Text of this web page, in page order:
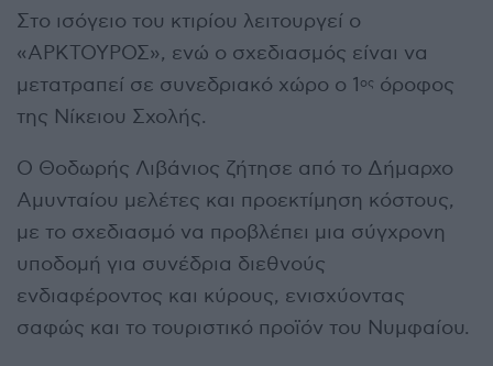
Στο ισόγειο του κτιρίου λειτουργεί ο
«ΑΡΚΤΟΥΡΟΣ», ενώ ο σχεδιασμός είναι να
μετατραπεί σε συνεδριακό χώρο ο 1 ος όροφος
της Νίκειου Σχολής.
Ο Θοδωρής Λιβάνιος ζήτησε από το Δήμαρχο
Αμυνταίου μελέτες και προεκτίμηση κόστους,
με το σχεδιασμό να προβλέπει μια σύγχρονη
υποδομή για συνέδρια διεθνούς
ενδιαφέροντος και κύρους, ενισχύοντας
σαφώς και το τουριστικό προϊόν του Νυμφαίου.